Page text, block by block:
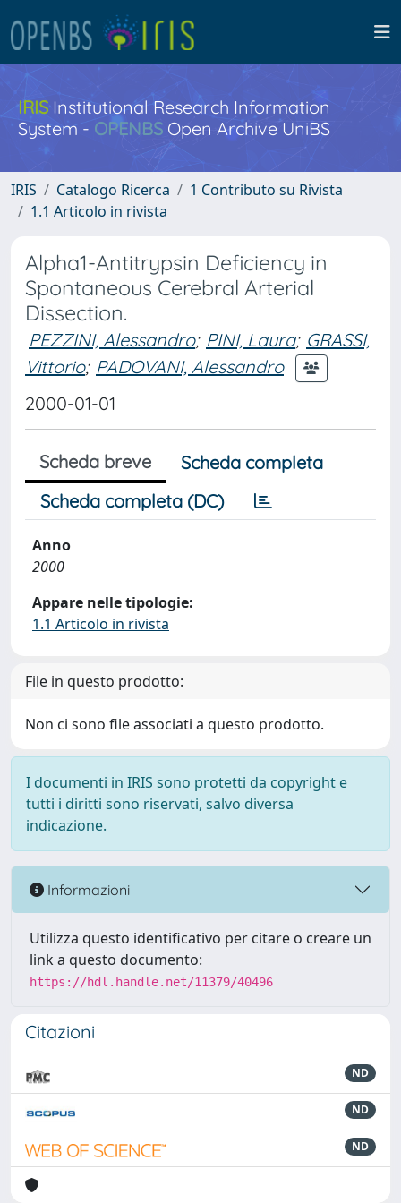
IRISInstitutional Research Information
System - OPENBS Open Archive UniBS
IRIS Catalogo Ricerca
1 Contributo su Rivista
1.1 Articolo in rivista
Alpha1-Antitrypsin Deficiency in
Spontaneous Cerebral Arterial
Dissection.
PEZZINI, Alessandro; PINI, Laura; GRASSI,
Vittorio; PADOVANI, Alessandro
2000-01-01
Scheda breve
Scheda completa
Scheda completa (DC)
Anno
2000
Appare nelle tipologie:
1.1 Articolo in rivista
File in questo prodotto:
Non ci sono file associati a questo prodotto.
I documenti in IRIS sono protetti da copyright e
tutti i diritti sono riservati, salvo diversa
indicazione.
Informazioni
Utilizza questo identificativo per citare o creare un
link a questo documento:
https://hdl.handle.net/11379/40496
Citazioni
ND
ND
ND